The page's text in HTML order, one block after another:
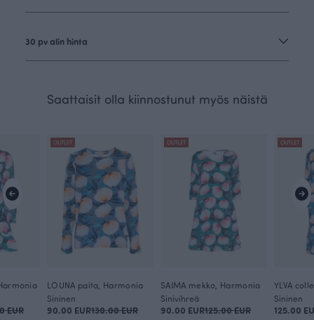
30 pv alin hinta
Saattaisit olla kiinnostunut myös näistä
EUR
OUTLET
LOUNA paita, Harmonia
Sininen
90.00 EUR130.00 EUR
OUTLET
SAIMA mekko, Harmonia
Sinivihreä
90.00 EUR125.00 EUR
OUTLET
Sininen
125.00